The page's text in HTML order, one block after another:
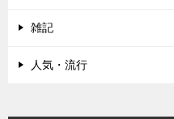
雑記
人気・流行